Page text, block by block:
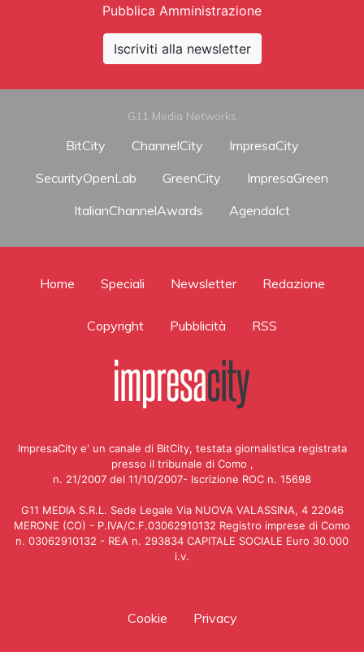
Pubblica Amministrazione
Iscriviti alla newsletter
G11 Media Networks
BitCity ChannelCity
ImpresaCity
SecurityOpenLab
GreenCity
ImpresaGreen
ItalianChannelAwards
AgendaIct
Home Speciali Newsletter Redazione
Copyright Pubblicità RSS
ImpresaCity e' un canale di BitCity, testata giornalistica registrata
presso il tribunale di Como ,
n. 21/2007 del 11/10/2007- Iscrizione ROC n. 15698
G11 MEDIA S.R.L. Sede Legale Via NUOVA VALASSINA, 4 22046
MERONE (CO) - P.IVA/C.F.03062910132 Registro imprese di Como
n. 03062910132 - REA n. 293834 CAPITALE SOCIALE Euro 30.000
i.v.
Cookie Privacy